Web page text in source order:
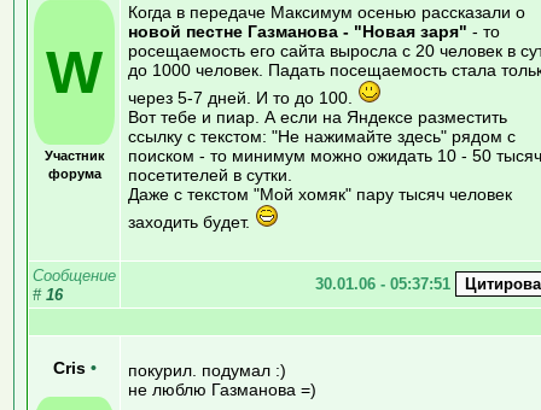
W
Участник
форума
Когда в передаче Максимум осенью рассказали о
новой пестне Газманова - "Новая заря" - то
росещаемость его сайта выросла с 20 человек в
до 1000 человек. Падать посещаемость стала
через 5-7 дней. И то до 100.
Вот тебе и пиар. А если на Яндексе разместить
ссылку с текстом: "Не нажимайте здесь" рядом с
поиском - то минимум можно ожидать 10 - 50 тысяч
посетителей в сутки.
Даже с текстом "Мой хомяк" пару тысяч человек
заходить будет.
Сообщение
# 16
30.01.06 - 05:37:51
Cris •
покурил. подумал :)
не люблю Газманова =)